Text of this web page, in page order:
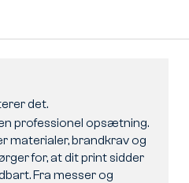
det.
professionel opsætning.
materialer, brandkrav og
for, at dit print sidder
Fra messer og